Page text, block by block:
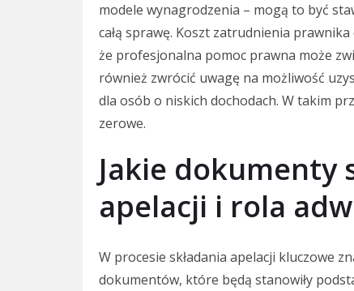
modele wynagrodzenia – mogą to być
całą sprawę. Koszt zatrudnienia
że profesjonalna pomoc prawna może
również zwrócić uwagę na możliwość
dla osób o niskich dochodach. W takim
zerowe.
Jakie dokumenty
apelacji i rola
W procesie składania apelacji kluczowe
dokumentów, które będą stanowiły